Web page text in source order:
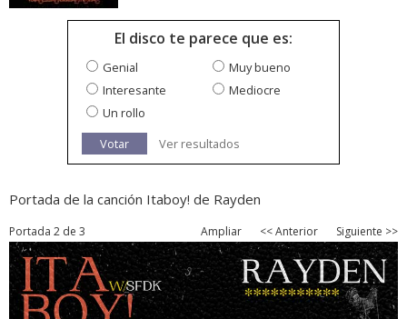
El disco te parece que es:
Genial
Muy bueno
Interesante
Mediocre
Un rollo
Votar
Ver resultados
Portada de la canción Itaboy! de Rayden
Portada 2 de 3 Ampliar << Anterior Siguiente >>